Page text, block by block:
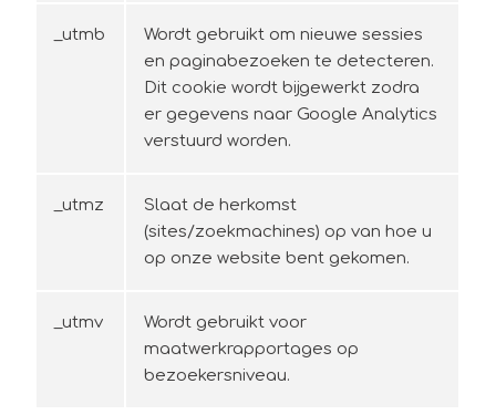
_utmb
Wordt gebruikt om nieuwe sessies
en paginabezoeken te detecteren.
Dit cookie wordt bijgewerkt zodra
er gegevens naar Google Analytics
verstuurd worden.
_utmz
Slaat de herkomst
(sites/zoekmachines) op van hoe u
op onze website bent gekomen.
_utmv
Wordt gebruikt voor
maatwerkrapportages op
bezoekersniveau.